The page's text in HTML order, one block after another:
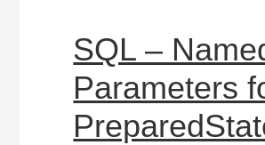
SQL –
Parameters